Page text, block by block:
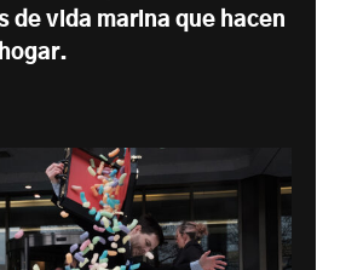
de vida marina que hacen